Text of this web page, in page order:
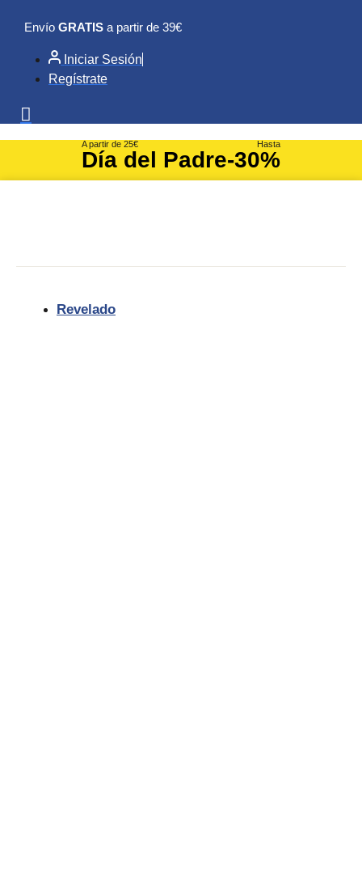
contenido
Envío GRATIS a partir de 39€
Iniciar Sesión
Regístrate
A partir de 25€
Día del Padre
Hasta
-30%
Revelado